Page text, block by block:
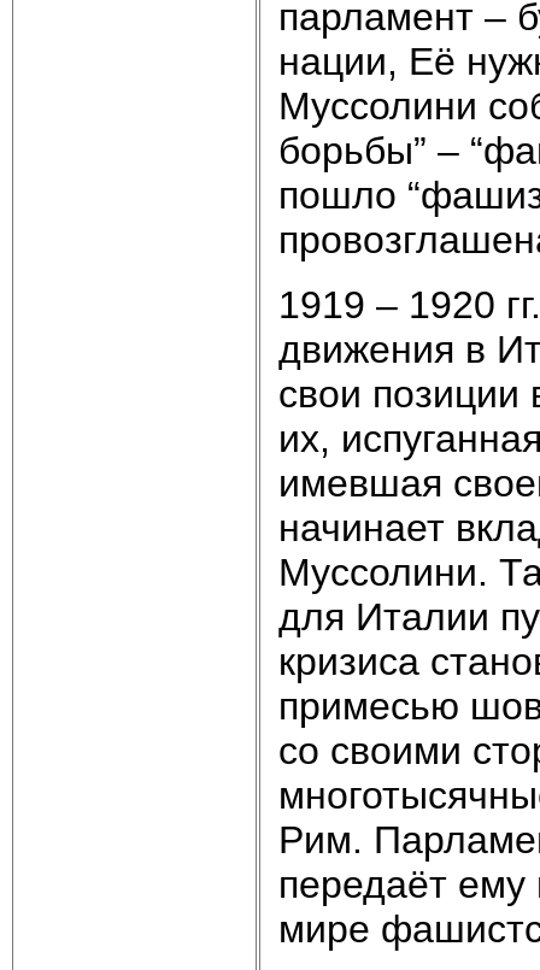
парламент –
нации, Её
Муссолини
борьбы” –
пошло
1919 – 1920
движения в
свои
их,
имевшая
начинает
Муссолини.
для Италии
кризиса
примесью
со своими
Рим.
передаёт
мире